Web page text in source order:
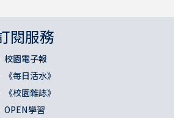
閱服務
校園電子報
《每日活水》
《校園雜誌》
OPEN學習